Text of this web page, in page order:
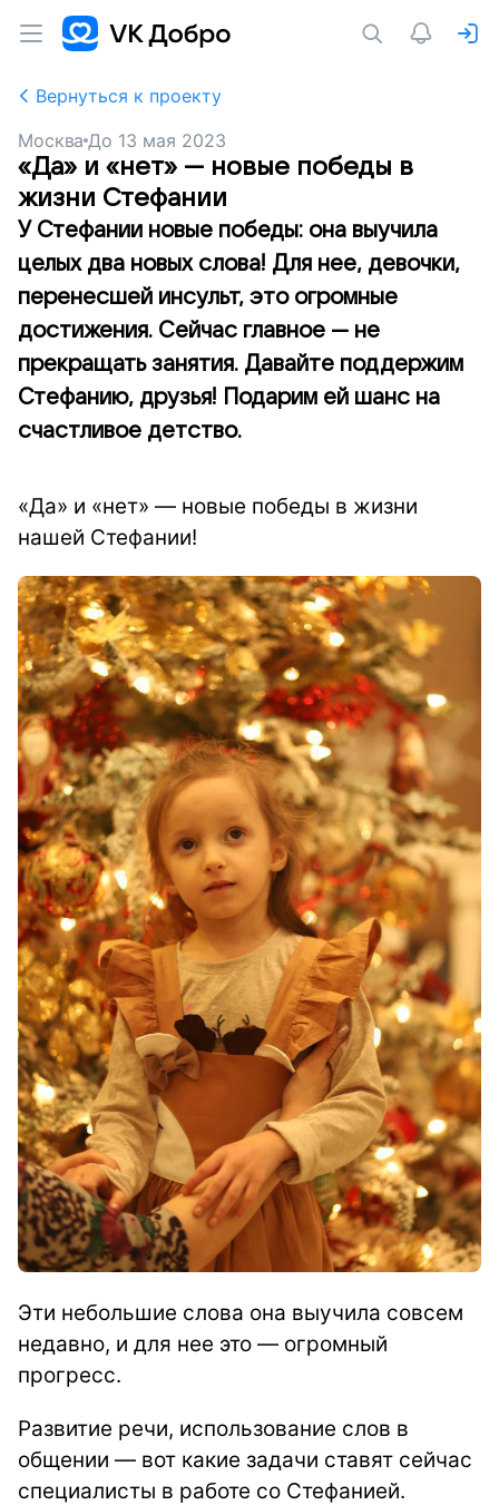
Вернуться к проекту
Москва До 13 мая 2023
«Да» и «нет» — новые победы в
жизни Стефании
У Стефании новые победы: она выучила
целых два новых слова! Для нее, девочки,
перенесшей инсульт, это огромные
достижения. Сейчас главное — не
прекращать занятия. Давайте поддержим
Стефанию, друзья! Подарим ей шанс на
счастливое детство.
«Да» и «нет» — новые победы в жизни
нашей Стефании!
Эти небольшие слова она выучила совсем
недавно, и для нее это — огромный
прогресс.
Развитие речи, использование слов в
общении — вот какие задачи ставят сейчас
специалисты в работе со Стефанией.